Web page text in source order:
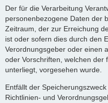
Der für die Verarbeitung
personenbezogene Daten der
Zeitraum, der zur Erreichung
ist oder sofern dies durch den
Verordnungsgeber oder einen
oder Vorschriften, welchen der
unterliegt, vorgesehen wurde.
Entfällt der
Richtlinien- und